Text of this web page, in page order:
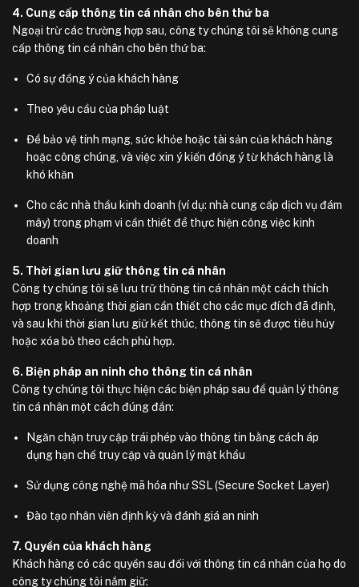
4. Cung cấp thông tin cá nhân cho bên thứ ba
Ngoại trừ các trường hợp sau, công ty chúng tôi sẽ không cung
cấp thông tin cá nhân cho bên thứ ba:
Có sự đồng ý của khách hàng
Theo yêu cầu của pháp luật
Để bảo vệ tính mạng, sức khỏe hoặc tài sản của khách hàng
hoặc công chúng, và việc xin ý kiến đồng ý từ khách hàng là
khó khăn
Cho các nhà thầu kinh doanh (ví dụ: nhà cung cấp dịch vụ đám
mây) trong phạm vi cần thiết để thực hiện công việc kinh
doanh
5. Thời gian lưu giữ thông tin cá nhân
Công ty chúng tôi sẽ lưu trữ thông tin cá nhân một cách thích
hợp trong khoảng thời gian cần thiết cho các mục đích đã định,
và sau khi thời gian lưu giữ kết thúc, thông tin sẽ được tiêu hủy
hoặc xóa bỏ theo cách phù hợp.
6. Biện pháp an ninh cho thông tin cá nhân
Công ty chúng tôi thực hiện các biện pháp sau để quản lý thông
tin cá nhân một cách đúng đắn:
Ngăn chặn truy cập trái phép vào thông tin bằng cách áp
dụng hạn chế truy cập và quản lý mật khẩu
Sử dụng công nghệ mã hóa như SSL (Secure Socket Layer)
Đào tạo nhân viên định kỳ và đánh giá an ninh
7. Quyền của khách hàng
Khách hàng có các quyền sau đối với thông tin cá nhân của họ do
công ty chúng tôi nắm giữ: